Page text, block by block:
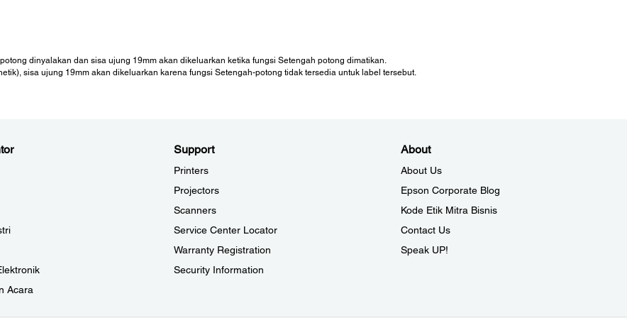
dinyalakan dan sisa ujung 19mm akan dikeluarkan ketika fungsi Setengah potong dimatikan.
sisa ujung 19mm akan dikeluarkan karena fungsi Setengah-potong tidak tersedia untuk label tersebut.
Acara
Support
Printers
Projectors
Scanners
Service Center Locator
Warranty Registration
Security Information
About
About Us
Epson Corporate Blog
Kode Etik Mitra Bisnis
Contact Us
Speak UP!